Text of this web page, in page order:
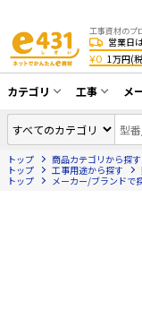
営業日
¥0 1万円(
カテゴリ
同軸ケーブル／テ
アンテナ・取付金
部材類
工事
光工
メ
トップ 商品カテゴリから探す
トップ
工事用途から探す
トップ
メーカー/ブランドで